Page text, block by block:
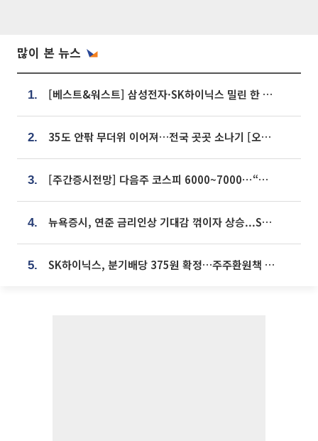
많이 본 뉴스
1. [베스트&워스트] 삼성전자·SK하이닉스 밀린 한 주…상상인증권은 85% 급등
2. 35도 안팎 무더위 이어져…전국 곳곳 소나기 [오늘 날씨]
3. [주간증시전망] 다음주 코스피 6000~7000⋯“外人 수급은 정책이 변수”
4. 뉴욕증시, 연준 금리인상 기대감 꺾이자 상승...S&P500 사상 최고치 [종합]
5. SK하이닉스, 분기배당 375원 확정…주주환원책 9월로 앞당겨 발표